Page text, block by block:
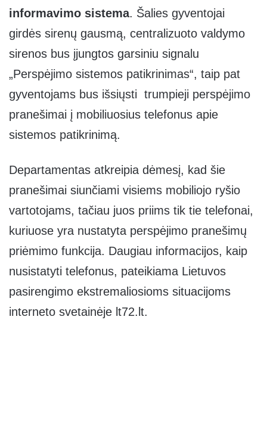
informavimo sistema. Šalies gyventojai
girdės sirenų gausmą, centralizuoto valdymo
sirenos bus įjungtos garsiniu signalu
„Perspėjimo sistemos patikrinimas“, taip pat
gyventojams bus išsiųsti trumpieji perspėjimo
pranešimai į mobiliuosius telefonus apie
sistemos patikrinimą.
Departamentas atkreipia dėmesį, kad šie
pranešimai siunčiami visiems mobiliojo ryšio
vartotojams, tačiau juos priims tik tie telefonai,
kuriuose yra nustatyta perspėjimo pranešimų
priėmimo funkcija. Daugiau informacijos, kaip
nusistatyti telefonus, pateikiama Lietuvos
pasirengimo ekstremaliosioms situacijoms
interneto svetainėje lt72.lt.